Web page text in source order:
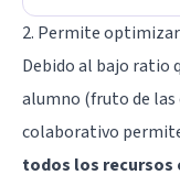
2. Permite
Debido al bajo ratio
alumno (fruto de las
colaborativo
todos los recursos